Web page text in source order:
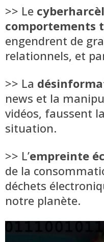
>> Le
comportements
engendrent de
relationnels, et
>> La
news et la
vidéos, faussent
situation.
>> L’empreinte
de la
déchets
notre planète.